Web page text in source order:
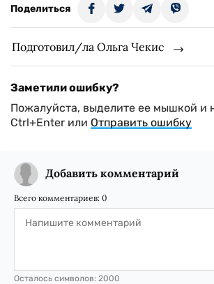
Поделиться
Подготовил/ла Ольга Чекис
Заметили ошибку?
Пожалуйста, выделите ее мышкой и
Ctrl+Enter или Отправить ошибку
Добавить комментарий
Всего комментариев: 0
Осталось символов: 2000